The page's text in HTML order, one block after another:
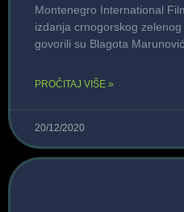
Montenegro International
izdanja crnogorskog
govorili su Blagota
PROČITAJ VIŠE »
20/12/2020